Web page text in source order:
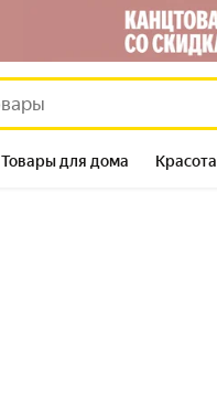
Товары для дома Красота